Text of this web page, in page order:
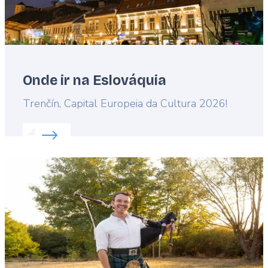
Onde ir na Eslováquia
Lead
Trenčín, Capital Europeia da Cultura 2026!
Read more about:
Featured